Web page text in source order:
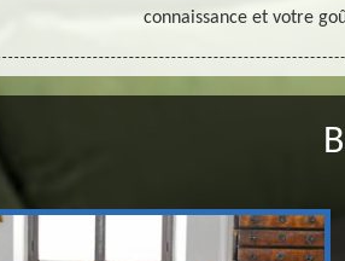
connaissance et votre